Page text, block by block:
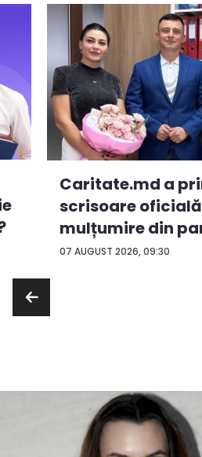
07 AUGUST 2026, 09:30
Caritate.md a
scrisoare
mulțumire din